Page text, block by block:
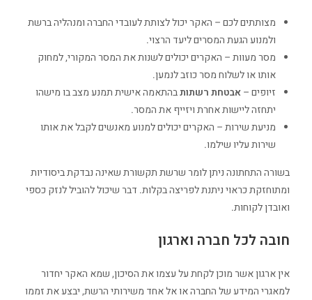
מצותתים לכם – האקר יכול לצותת לעובדי החברה ומנהליה ברשת
ולמנוע הגעת המסרים ליעד הרצוי.
מסר מעוות – האקרים יכולים לשנות את המסר המקורי, למחוק
אותו או לשלוח מסר כוזב לנמען.
זיופים –אבטחת רשתותבהתאמה אישית תמנע מצב בו מישהו
יתחזה ליישות אחרת ויזייף את המסר.
מניעת שירות – האקרים יכולים למנוע מאנשים לקבל את אותו
שירות עליו שילמו.
בשורה התחתונה ניתן לומר שרשת תקשורת שאינה נבדקת ביסודיות
ומתוחזקת כראוי ניתנת לפריצה בקלות. דבר שיכול להוביל לנזק כספי
ואובדן לקוחות.
חובה לכל חברה וארגון
אין ארגון אשר מוכן לקחת על עצמו את הסיכון, שמא האקר יחדור
למאגרי המידע של החברה או אל אחד משירותי הרשת, יבצע את זממו